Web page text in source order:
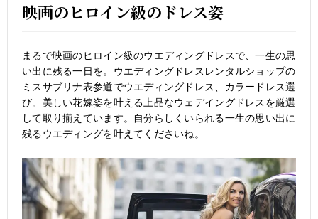
映画のヒロイン級のドレス姿
まるで映画のヒロイン級のウエディングドレスで、一生の思
い出に残る一日を。ウエディングドレスレンタルショップの
ミスサブリナ表参道でウエディングドレス、カラードレス選
び。美しい花嫁姿を叶える上品なウェデイングドレスを厳選
して取り揃えています。自分らしくいられる一生の思い出に
残るウエディングを叶えてくださいね。